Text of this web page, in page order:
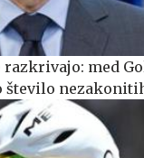
med
število